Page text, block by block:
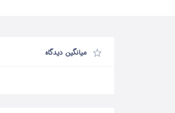
میانگین دیدگاه